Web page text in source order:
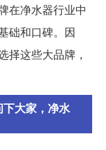
在净水器行业中
础和口碑。因
择这些大品牌，
大家，净水